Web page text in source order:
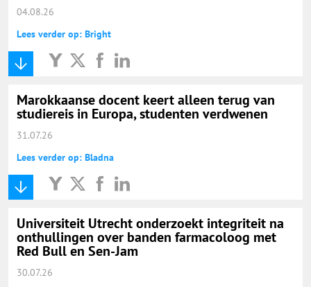
04.08.26
Lees verder op: Bright
Marokkaanse docent keert alleen terug van
studiereis in Europa, studenten verdwenen
31.07.26
Lees verder op: Bladna
Universiteit Utrecht onderzoekt integriteit na
onthullingen over banden farmacoloog met
Red Bull en Sen-Jam
30.07.26